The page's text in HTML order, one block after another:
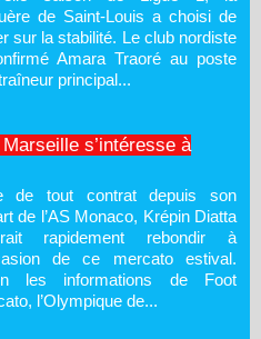
de Saint-Louis a choisi de
sur la stabilité. Le club nordiste
Amara Traoré au poste
principal...
s’intéresse à
de tout contrat depuis son
de l’AS Monaco, Krépin Diatta
rapidement rebondir à
de ce mercato estival.
les informations de Foot
l’Olympique de...